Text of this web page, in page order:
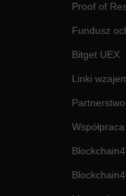
Proof of
Fundusz
Bitget UEX
Linki